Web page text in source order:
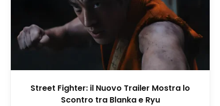
Street Fighter: il Nuovo Trailer Mostra lo
Scontro tra Blanka e Ryu